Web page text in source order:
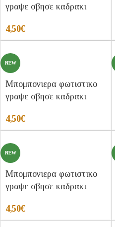
γραψε σβησε καδρακι
4,50€
NEW
Μπομπονιερα φωτιστικο
γραψε σβησε καδρακι
4,50€
NEW
Μπομπονιερα φωτιστικο
γραψε σβησε καδρακι
4,50€